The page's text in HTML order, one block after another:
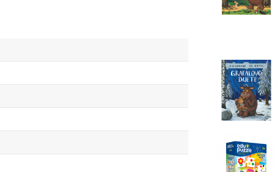
UZRAST OD 3 DO 6 GODINA
NA NAŠOJ PL.
PRAŠUMI
15,00